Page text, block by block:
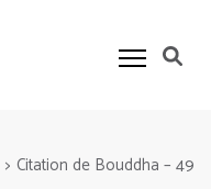
> Citation de Bouddha – 49